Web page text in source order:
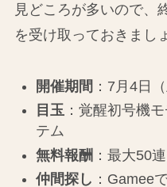
見どころが多いので、
を受け取っておきまし
開催期間 ：7月4日
目玉：覚醒初号機
テム
無料報酬 ：最大50
仲間探し ：Gamee